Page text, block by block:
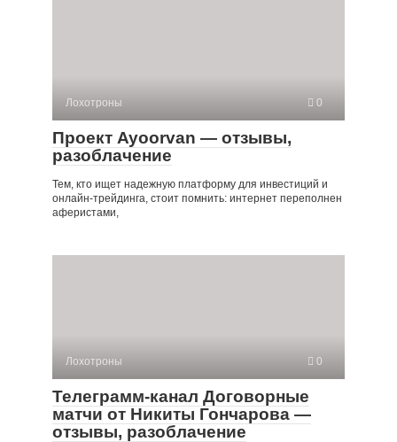
Лохотроны 0
Проект Ayoorvan — отзывы,
разоблачение
Тем, кто ищет надежную платформу для инвестиций и
онлайн-трейдинга, стоит помнить: интернет переполнен
аферистами,
Лохотроны 0
Телеграмм-канал Договорные
матчи от Никиты Гончарова —
отзывы, разоблачение